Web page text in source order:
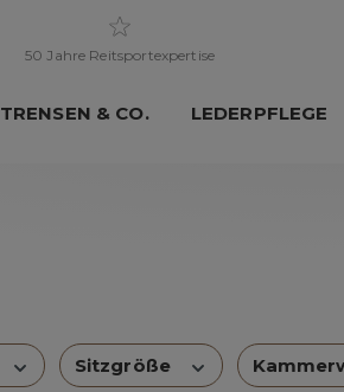
50 Jahre Reitsportexpertise
TRENSEN & CO. LEDERPFLEGE
Sitzgröße